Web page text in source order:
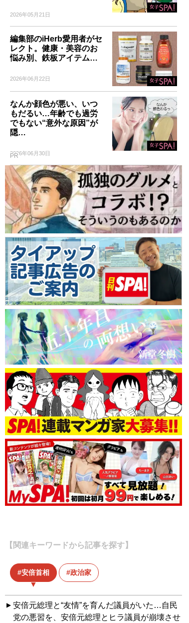
2026年05月21日
編集部のiHerb愛用者がセ
レクト。健康・美容のお
悩み別、鉄板アイテム…
2026年06月22日
なんか顔色が悪い、いつ
もだるい…年齢でも過労
でもない“意外な原因”が
隠…
2026年06月30日
PR
【関連キーワードから記事を探す】
安倍首相 政治家
安倍元総理と“友情”を育んだ議員がいた…自民
党の悪習を、安倍元総理とヒラ議員が崩壊させ